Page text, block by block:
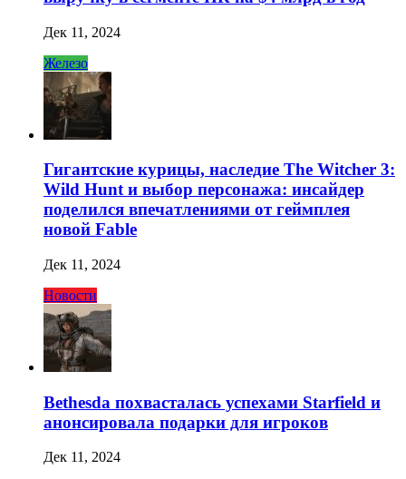
Дек 11, 2024
Железо
Гигантские курицы, наследие The Witcher 3:
Wild Hunt и выбор персонажа: инсайдер
поделился впечатлениями от геймплея
новой Fable
Дек 11, 2024
Новости
Bethesda похвасталась успехами Starfield и
анонсировала подарки для игроков
Дек 11, 2024